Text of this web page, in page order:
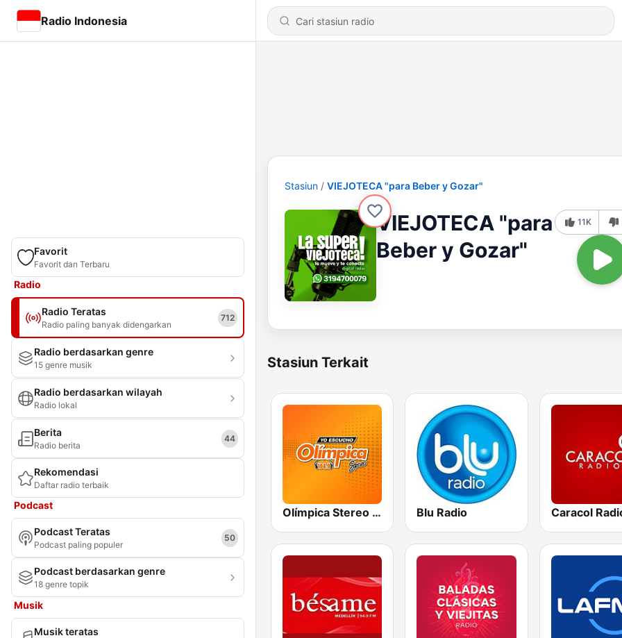
Radio Indonesia
Favorit
Favorit dan Terbaru
Radio
Radio Teratas
Radio paling banyak didengarkan
712
Radio berdasarkan genre
15 genre musik
Radio berdasarkan wilayah
Radio lokal
Berita
Radio berita
44
Rekomendasi
Daftar radio terbaik
Podcast
Podcast Teratas
Podcast paling populer
50
Podcast berdasarkan genre
18 genre topik
Musik
Musik teratas
Stasiun VIEJOTECA "para Beber y Gozar"
VIEJOTECA "para
Beber y Gozar"
11K
Stasiun Terkait
Olímpica Stereo - Medellín 104.9 FM Blu Radio Caracol